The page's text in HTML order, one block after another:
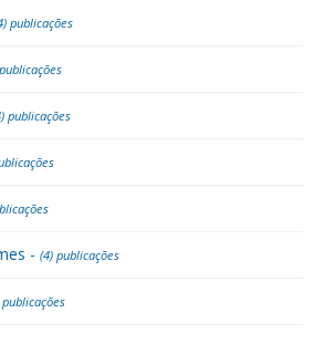
publicações
publicações
- (4) publicações
publicações